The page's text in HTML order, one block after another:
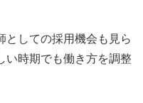
としての採用機会も見ら
い時期でも働き方を調整